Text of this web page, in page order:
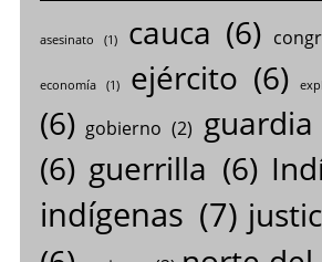
asesinato (1) cauca (6)
economía(1) ejército (6)
(6) gobierno (2)
(6) guerrilla (6)
indígenas (7)